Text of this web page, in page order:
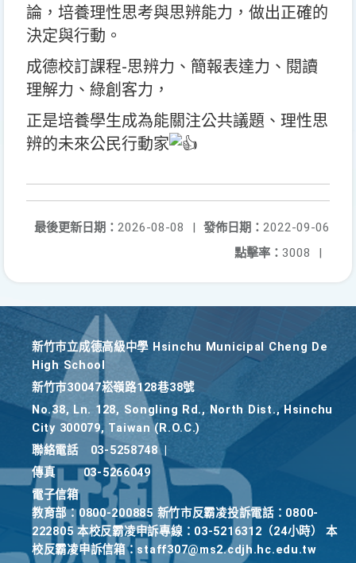
論，培養理性思考與思辨能力，做出正確的
決定與行動。
成德校訂課程-思辨力、簡報表達力、閱讀
理解力、綠創客力，
正是培養學生成為能關注公共議題、理性思
辨的未來公民行動家
發佈日期： 2022-09-06
最後更新日期： 2026-08-08
|
點擊率： 3008 |
新竹巿立成德高級中學 Hsinchu Municipal Cheng De
High School
新竹巿30047崧嶺路128巷38號
No.38, Ln. 128, Songling Rd., North Dist., Hsinchu
City 300079, Taiwan (R.O.C.)
聯絡電話
03-5258748
傳真
03-5266049
電子信箱
教育部：0800-200885 新竹市反霸凌投訴電話：0800-
222805 本校反霸凌申訴專線：03-5216312（24小時） 本
校反霸凌申訴信箱：staff307@ms2.cdjh.hc.edu.tw